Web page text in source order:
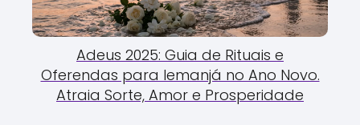
Adeus 2025: Guia de Rituais e
Oferendas para Iemanjá no Ano Novo.
Atraia Sorte, Amor e Prosperidade